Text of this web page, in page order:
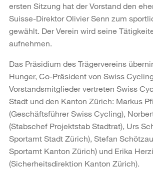
ersten Sitzung hat der Vorstand den
Suisse-Direktor Olivier Senn zum
gewählt. Der Verein wird seine
aufnehmen.
Das Präsidium des Trägervereins
Hunger, Co-Präsident von Swiss
Vorstandsmitglieder vertreten Swiss
Stadt und den Kanton Zürich: Markus
(Geschäftsführer Swiss Cycling),
(Stabschef Projektstab Stadtrat), Urs
Sportamt Stadt Zürich), Stefan
Sportamt Kanton Zürich) und Erika
(Sicherheitsdirektion Kanton Zürich).